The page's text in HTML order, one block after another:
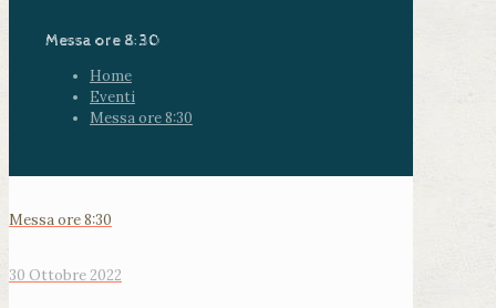
Messa ore 8:30
Home
Eventi
Messa ore 8:30
Messa ore 8:30
30 Ottobre 2022